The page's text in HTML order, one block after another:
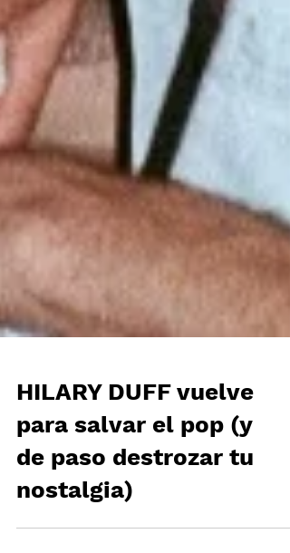
HILARY DUFF vuelve
para salvar el pop (y
de paso destrozar tu